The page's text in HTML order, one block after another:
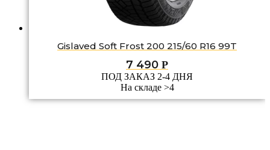
Gislaved Soft Frost 200 215/60 R16 99T
7 490 Р
ПОД ЗАКАЗ 2-4 ДНЯ
На складе >4